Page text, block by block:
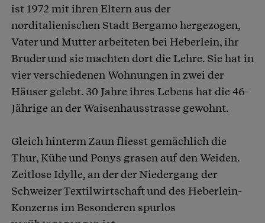
ist 1972 mit ihren Eltern aus der
norditalienischen Stadt Bergamo hergezogen,
Vater und Mutter arbeiteten bei Heberlein, ihr
Bruder und sie machten dort die Lehre. Sie hat in
vier verschiedenen Wohnungen in zwei der
Häuser gelebt. 30 Jahre ihres Lebens hat die 46-
Jährige an der Waisenhausstrasse gewohnt.
Gleich hinterm Zaun fliesst gemächlich die
Thur, Kühe und Ponys grasen auf den Weiden.
Zeitlose Idylle, an der der Niedergang der
Schweizer Textilwirtschaft und des Heberlein-
Konzerns im Besonderen spurlos